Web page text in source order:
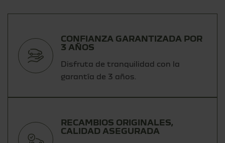
CONFIANZA GARANTIZADA POR
3 AÑOS
Disfruta de tranquilidad con la
garantía de 3 años.
RECAMBIOS ORIGINALES,
CALIDAD ASEGURADA